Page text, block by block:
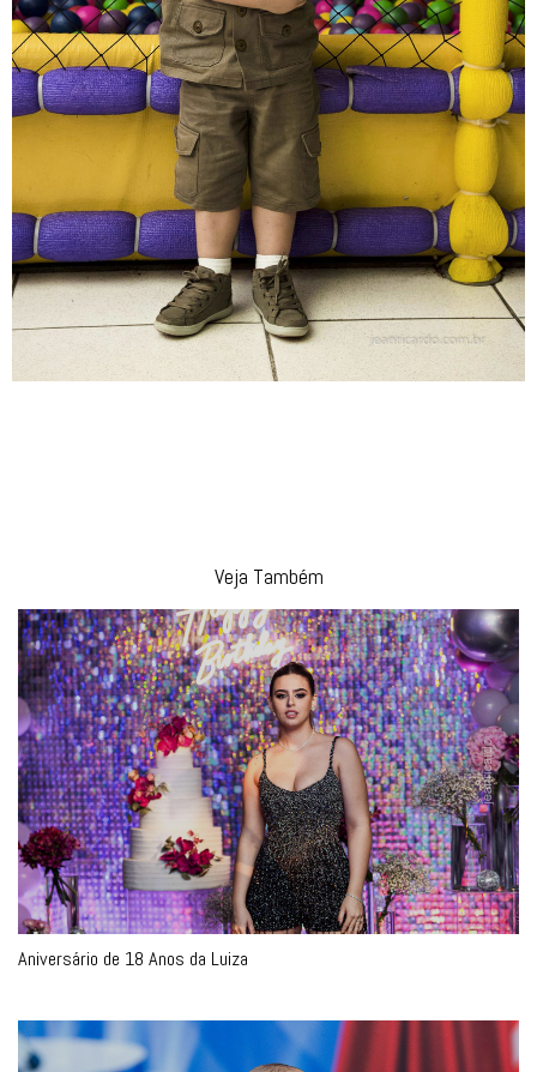
Veja Também
Aniversário de 18 Anos da Luiza